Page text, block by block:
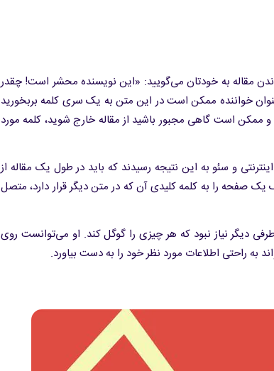
را می‌خوانید. در حین خواندن مقاله به خودتان می‌گویید: «این نویسنده محشر است! چقدر
خواننده ممکن است در این متن به یک سری کلمه بربخورید
و ممکن است گاهی مجبور باشید از مقاله خارج شوید، کلمه مورد
و سئو به این نتیجه رسیدند که باید در طول یک مقاله از
یک صفحه را به کلمه کلیدی آن که در متن دیگر قرار دارد، متصل
دیگر نیاز نبود که هر چیزی را گوگل کند. او می‌توانست روی
راحتی اطلاعات مورد نظر خود را به دست بیاورد.